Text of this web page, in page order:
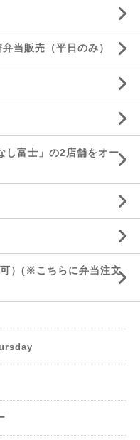
当販売（平日のみ）
し富士」の2店舗をオー
）(※こちらに弁当注文